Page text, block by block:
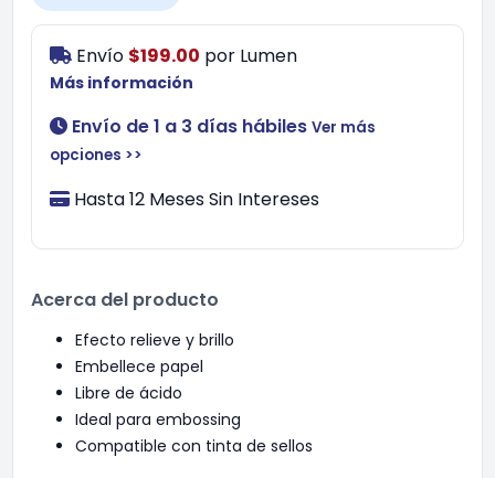
Envío $199.00 por Lumen
Más información
Envío de 1 a 3 días hábiles Ver más
opciones >>
Hasta 12 Meses Sin Intereses
Acerca del producto
Efecto relieve y brillo
Embellece papel
Libre de ácido
Ideal para embossing
Compatible con tinta de sellos